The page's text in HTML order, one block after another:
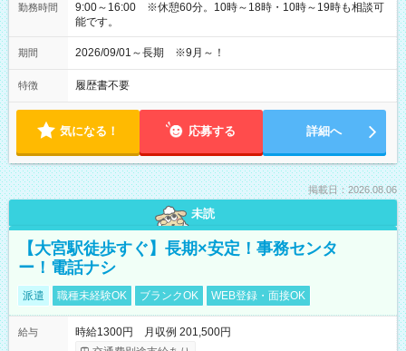
勤務時間
9:00～16:00 ※休憩60分。10時～18時・10時～19時も相談可
能です。
期間 2026/09/01～長期 ※9月～！
特徴 履歴書不要
気になる！ 応募する 詳細へ
掲載日：2026.08.06
未読
【大宮駅徒歩すぐ】長期×安定！事務センタ
ー！電話ナシ
派遣 職種未経験OK ブランクOK WEB登録・面接OK
給与
時給1300円 月収例 201,500円